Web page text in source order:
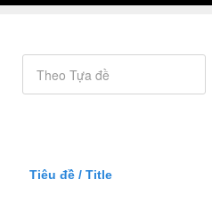
Tiêu đề / Title